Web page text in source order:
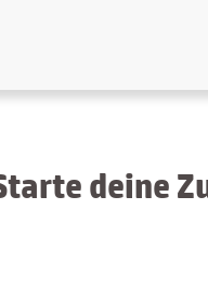
deine